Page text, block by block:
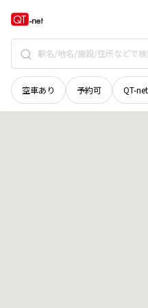
空車あり 予約可 QT-
北海道